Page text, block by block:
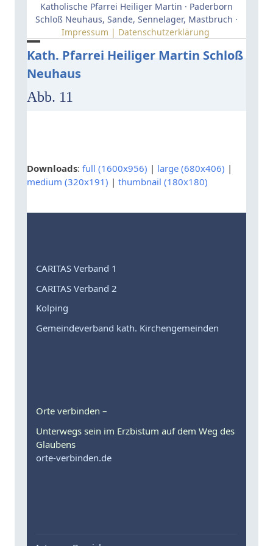
Katholische Pfarrei Heiliger Martin · Paderborn
Schloß Neuhaus, Sande, Sennelager, Mastbruch ·
Impressum | Datenschutzerklärung
Kath. Pfarrei Heiliger Martin Schloß
Neuhaus
Open
mobile
menu
Close
mobile
menu
Abb. 11
Downloads: full (1600x956) | large (680x406) |
medium (320x191) | thumbnail (180x180)
CARITAS Verband 1
CARITAS Verband 2
Kolping
Gemeindeverband kath. Kirchengemeinden
Orte verbinden –
Unterwegs sein im Erzbistum auf dem Weg des
Glaubens
orte-verbinden.de